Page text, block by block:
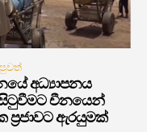
අධ්‍යාපනය
චීනයෙන්
ඇරයුමක්